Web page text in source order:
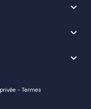



- Termes